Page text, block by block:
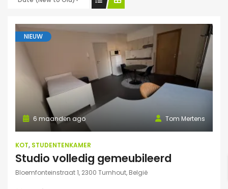
NIEUW
Tom Mertens
6 maanden ago
KOT, STUDENTENKAMER
Studio volledig gemeubileerd
Bloemfonteinstraat 1, 2300 Turnhout, België